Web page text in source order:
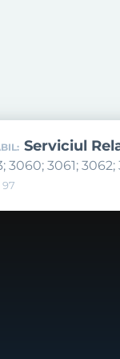
Serviciul
3061; 3062;
97